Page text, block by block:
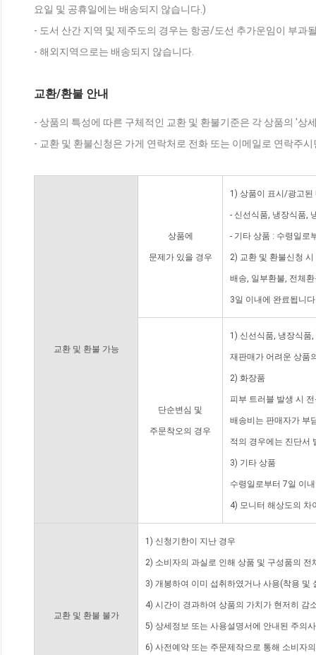
요일 및 공휴일에는 배송되지 않습니다.)
- 도서 산간 지역 및 제주도의 경우는 항공/도선 추가운임이 부과
- 해외지역으로는 배송되지 않습니다.
교환/환불 안내
- 상품의 특성에 따른 구체적인 교환 및 환불기준은 각 상품의 '상
- 교환 및 환불신청은 가게 연락처로 전화 또는 이메일로 연락주
교환 및 환불 가능
상품에
문제가 있을 경우
1) 상품이 표시/광고된
- 신선식품, 냉장식품,
- 기타 상품 : 수령일로
2) 교환 및 환불신청
배송, 일부환불, 전체
3일 이내에 완료됩니
단순변심 및
주문착오의 경우
1) 신선식품, 냉장식품
재판매가 어려운 상품
2) 화장품
피부 트러블 발생 시
배송비는 판매자가 부
적의 경우에는 진단서
3) 기타 상품
수령일로부터 7일 이
4) 모니터 해상도의 차
교환 및 환불 불가
1) 신청기한이 지난 경우
2) 소비자의 과실로 인해 상품 및 구성품의
3) 개봉하여 이미 섭취하였거나 사용(착용 및
4) 시간이 경과하여 상품의 가치가 현저히 감
5) 상세정보 또는 사용설명서에 안내된 주의
6) 사전예약 또는 주문제작으로 통해 소비자